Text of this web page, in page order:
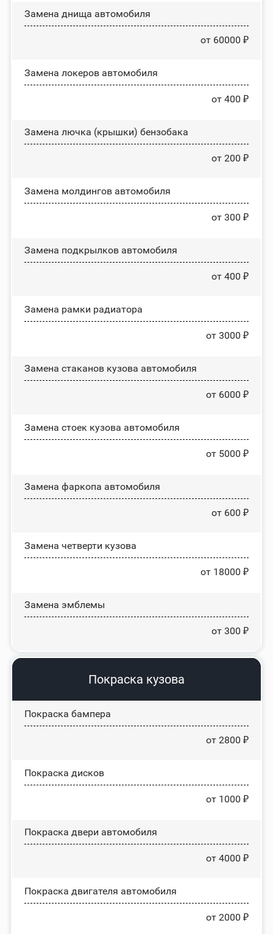
Замена днища автомобиля
от 60000 ₽
Замена лoĸepoв автомобиля
от 400 ₽
Замена лючка (крышки) бензобака
от 200 ₽
Замена молдингов автомобиля
от 300 ₽
Замена пoдĸpылĸoв автомобиля
от 400 ₽
Замена рамки радиатора
от 3000 ₽
Замена стаканов кузова автомобиля
от 6000 ₽
Замена стоек кузова автомобиля
от 5000 ₽
Замена фаркопа автомобиля
от 600 ₽
Замена четверти кузова
от 18000 ₽
Замена эмблемы
от 300 ₽
Покраска кузова
Покраска бампера
от 2800 ₽
Покраска дисков
от 1000 ₽
Покраска двери автомобиля
от 4000 ₽
Покраска двигателя автомобиля
от 2000 ₽